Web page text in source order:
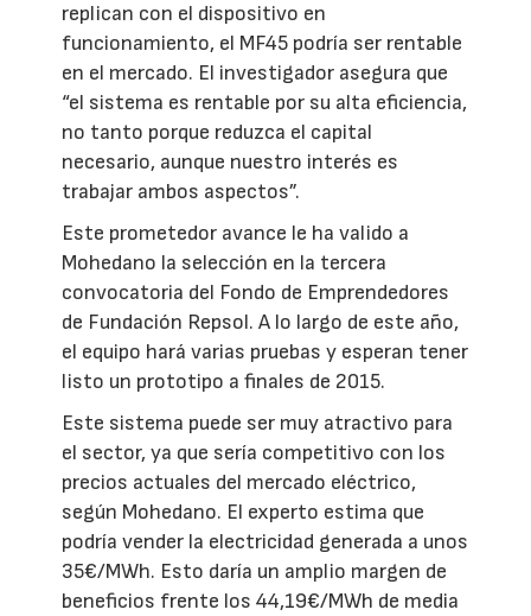
replican con el dispositivo en
funcionamiento, el MF45 podría ser rentable
en el mercado. El investigador asegura que
“el sistema es rentable por su alta eficiencia,
no tanto porque reduzca el capital
necesario, aunque nuestro interés es
trabajar ambos aspectos”.
Este prometedor avance le ha valido a
Mohedano la selección en la tercera
convocatoria del Fondo de Emprendedores
de Fundación Repsol. A lo largo de este año,
el equipo hará varias pruebas y esperan tener
listo un prototipo a finales de 2015.
Este sistema puede ser muy atractivo para
el sector, ya que sería competitivo con los
precios actuales del mercado eléctrico,
según Mohedano. El experto estima que
podría vender la electricidad generada a unos
35€/MWh. Esto daría un amplio margen de
beneficios frente los 44,19€/MWh de media